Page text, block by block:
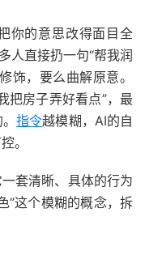
你的意思改得面目全
人直接扔一句“帮我润
饰，要么曲解原意。
把房子弄好看点”，最
。指令越模糊，AI的自
。
套清晰、具体的行为
”这个模糊的概念，拆